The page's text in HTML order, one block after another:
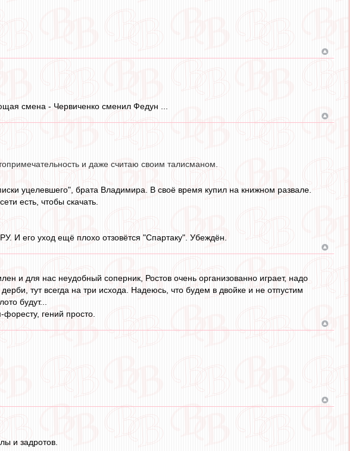
смена - Червиченко сменил Федун ...
и даже считаю своим талисманом.
уцелевшего", брата Владимира. В своё время купил на книжном развале.
есть, чтобы скачать.
И его уход ещё плохо отзовётся "Спартаку". Убеждён.
и для нас неудобный соперник, Ростов очень организованно играет, надо
тут всегда на три исхода. Надеюсь, что будем в двойке и не отпустим
будут...
гений просто.
и задротов.